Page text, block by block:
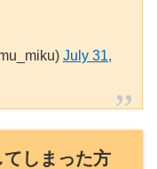
July 31,
しまった方